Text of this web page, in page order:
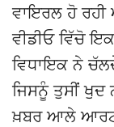
ਵਾਇਰਲ ਹੋ
ਵੀਡੀਓ ਵਿੱਚੋ
ਵਿਧਾਇਕ ਨੇ
ਜਿਸਨੂੰ ਤੁਸੀਂ
ਖ਼ਬਰ ਆਲੇ